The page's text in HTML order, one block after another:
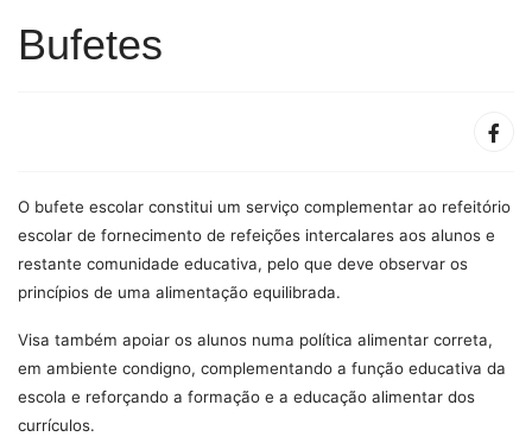
Bufetes
O bufete escolar constitui um serviço complementar ao refeitório
escolar de fornecimento de refeições intercalares aos alunos e
restante comunidade educativa, pelo que deve observar os
princípios de uma alimentação equilibrada.
Visa também apoiar os alunos numa política alimentar correta,
em ambiente condigno, complementando a função educativa da
escola e reforçando a formação e a educação alimentar dos
currículos.